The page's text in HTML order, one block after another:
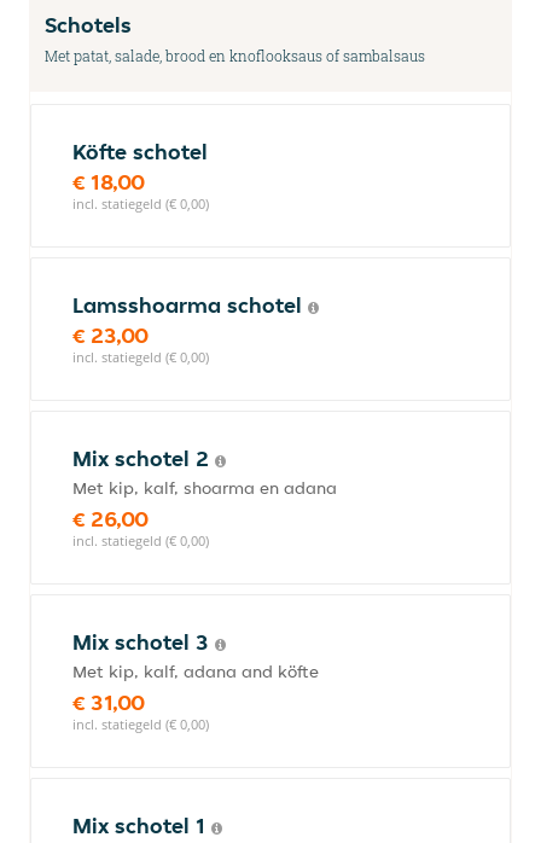
Schotels
Met patat, salade, brood en knoflooksaus of sambalsaus
Köfte schotel
€ 18,00
incl. statiegeld (€ 0,00)
Lamsshoarma schotel
€ 23,00
incl. statiegeld (€ 0,00)
Mix schotel 2
Met kip, kalf, shoarma en adana
€ 26,00
incl. statiegeld (€ 0,00)
Mix schotel 3
Met kip, kalf, adana and köfte
€ 31,00
incl. statiegeld (€ 0,00)
Mix schotel 1